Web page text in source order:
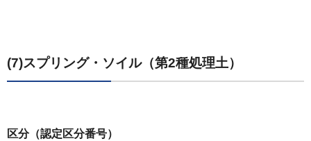
(7)スプリング・ソイル（第2種処理土）
区分（認定区分番号）